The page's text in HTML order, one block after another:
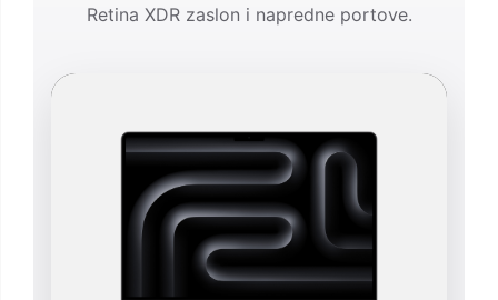
Retina XDR zaslon i napredne portove.